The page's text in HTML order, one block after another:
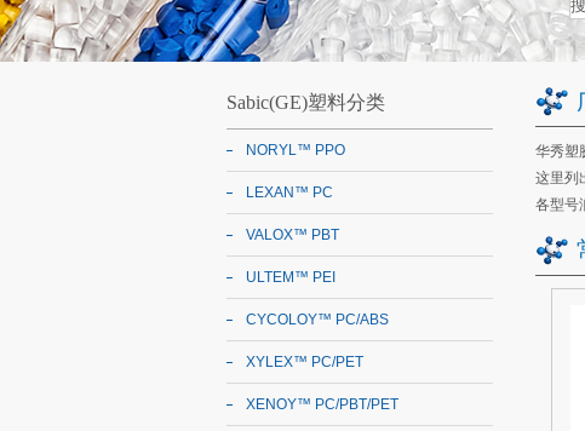
华秀塑
这里列
各型号
Sabic(GE)塑料分类
NORYL™ PPO
LEXAN™ PC
VALOX™ PBT
ULTEM™ PEI
CYCOLOY™ PC/ABS
XYLEX™ PC/PET
XENOY™ PC/PBT/PET